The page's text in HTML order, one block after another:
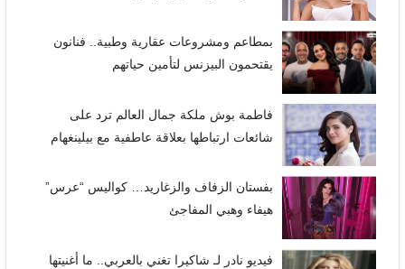
بمطاعم ومشروعات عقارية وطبية.. فنانون
يقتحمون البيزنس لتأمين حياتهم
فاطمة بوش ملكة جمال العالم ترد على
شائعات ارتباطها بعلاقة عاطفية مع بيلينغهام
بفستان الزفاف والزغاريد… كواليس “عرس”
هيفاء وهبي المفاجئ
فيديو نادر لـ شاكيرا تغني بالعربي.. ما أغنيتها